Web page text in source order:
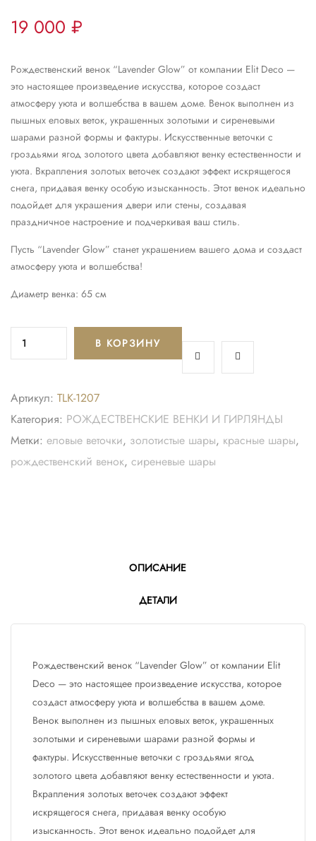
19 000 ₽
Рождественский венок “Lavender Glow” от компании Elit Deco —
это настоящее произведение искусства, которое создаст
атмосферу уюта и волшебства в вашем доме. Венок выполнен из
пышных еловых веток, украшенных золотыми и сиреневыми
шарами разной формы и фактуры. Искусственные веточки с
гроздьями ягод золотого цвета добавляют венку естественности и
уюта. Вкрапления золотых веточек создают эффект искрящегося
снега, придавая венку особую изысканность. Этот венок идеально
подойдет для украшения двери или стены, создавая
праздничное настроение и подчеркивая ваш стиль.
Пусть “Lavender Glow” станет украшением вашего дома и создаст
атмосферу уюта и волшебства!
Диаметр венка: 65 см
В КОРЗИНУ
Артикул: TLK-1207
Категория: РОЖДЕСТВЕНСКИЕ ВЕНКИ И ГИРЛЯНДЫ
Метки: еловые веточки, золотистые шары, красные шары,
рождественский венок, сиреневые шары
ОПИСАНИЕ
ДЕТАЛИ
Рождественский венок “Lavender Glow” от компании Elit
Deco — это настоящее произведение искусства, которое
создаст атмосферу уюта и волшебства в вашем доме.
Венок выполнен из пышных еловых веток, украшенных
золотыми и сиреневыми шарами разной формы и
фактуры. Искусственные веточки с гроздьями ягод
золотого цвета добавляют венку естественности и уюта.
Вкрапления золотых веточек создают эффект
искрящегося снега, придавая венку особую
изысканность. Этот венок идеально подойдет для